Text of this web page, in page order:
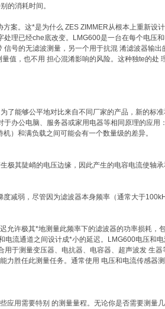
的消耗时间。
案。这*是为什么 ZES ZIMMER从根本上重新设
理已经che底改变。LMG600是一台在每个电压
号的无滤波测量，另一个用于抗混 淆滤波器输
值，也不用 担心混淆影响的风险。这种独te的处
了能够公平地对比来自不同厂家的产品，新的标
办公电脑、服务器或家用电器等相同原理的应用
）和满负载之间可能会有一个数量级的差异。
极其陡峭的电压边缘，因此产生的电容电流使轴
减弱，尽管因为滤波器本身频率（通常大于
允许极其*地测量此频率下的滤波器的功率损耗，
流通道之间设计成*小的延迟。LMG600电压和
于测量变压器、电抗器、电容器、超声波发 生
力胜任此测量任务。通常使用 电压和电流传感器
应用需要特别 的测量量程。无论你是否需要测量